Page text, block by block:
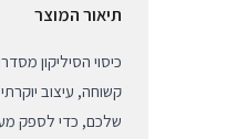
תיאור המוצר
שלכם, כדי לספק